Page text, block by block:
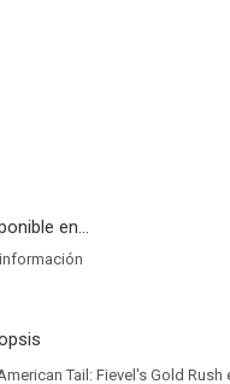
en...
Tail: Fievel's Gold